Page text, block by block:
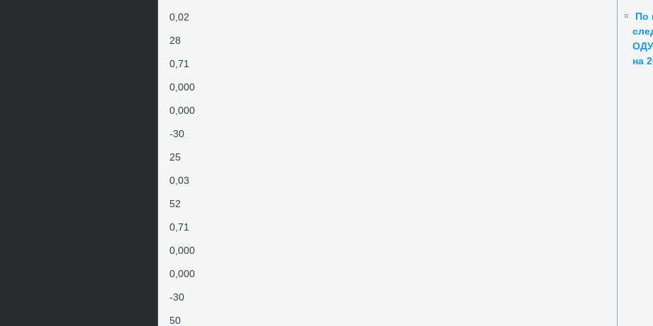
0,02
28
0,71
0,000
0,000
-30
25
0,03
52
0,71
0,000
0,000
-30
50
По
ОДУ
на